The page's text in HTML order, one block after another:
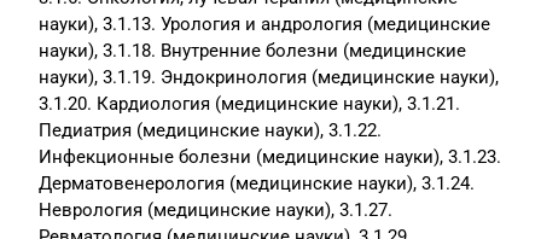
науки), 3.1.13. Урология и андрология (медицинские
науки), 3.1.18. Внутренние болезни (медицинские
науки), 3.1.19. Эндокринология (медицинские науки),
3.1.20. Кардиология (медицинские науки), 3.1.21.
Педиатрия (медицинские науки), 3.1.22.
Инфекционные болезни (медицинские науки), 3.1.23.
Дерматовенерология (медицинские науки), 3.1.24.
Неврология (медицинские науки), 3.1.27.